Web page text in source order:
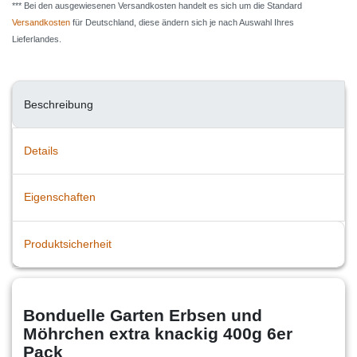
*** Bei den ausgewiesenen Versandkosten handelt es sich um die Standard
Versandkosten für Deutschland, diese ändern sich je nach Auswahl Ihres
Lieferlandes.
Beschreibung
Details
Eigenschaften
Produktsicherheit
Bonduelle Garten Erbsen und
Möhrchen extra knackig 400g 6er
Pack